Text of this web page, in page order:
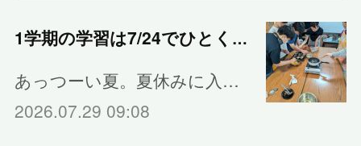
1学期の学習は7/24でひとくぎり
あっつーい夏。夏休みに入…
2026.07.29 09:08